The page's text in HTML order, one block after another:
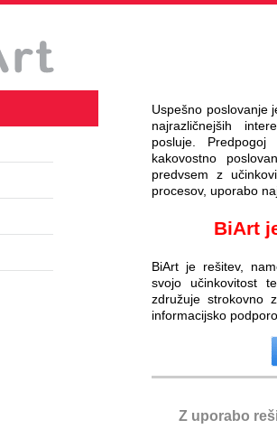
Uspešno poslovanje
najrazličnejših
posluje.
kakovostno
predvsem z
procesov, uporabo
BiArt
BiArt je rešitev,
svojo učinkovitost
združuje strokovno
informacijsko
Z uporabo